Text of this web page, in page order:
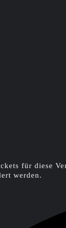
für diese
werden.